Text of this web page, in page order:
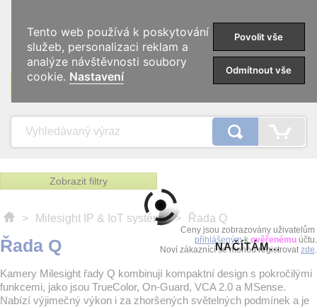
KATEGORIE
Zobrazit filtry
> Milesight IP & IoT systémy > Řada Q
Ceny jsou zobrazovány uživatelům
přihlášenýmk ověřenému účtu.
Noví zákaznící se mohou registrovatzde.
Řada Q
Kamery Milesight řady Q kombinují kompaktní design s pokročilými
funkcemi, jako jsou TrueColor, On-Guard, VCA 2.0 a MSense.
Nabízí výjimečný výkon i za zhoršených světelných podmínek a je
NAČÍTÁM...
Tento web používá k poskytování
služeb, personalizaci reklam a
analýze návštěvnosti soubory
cookie. Nastavení
Povolit vše
Odmítnout vše